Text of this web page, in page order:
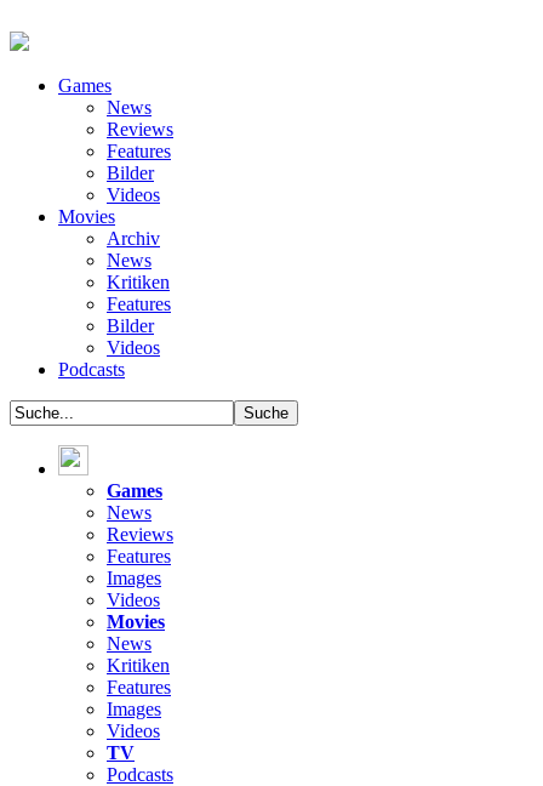
Games
News
Reviews
Features
Bilder
Videos
Movies
Archiv
News
Kritiken
Features
Bilder
Videos
Podcasts
Games
News
Reviews
Features
Images
Videos
Movies
News
Kritiken
Features
Images
Videos
TV
Podcasts